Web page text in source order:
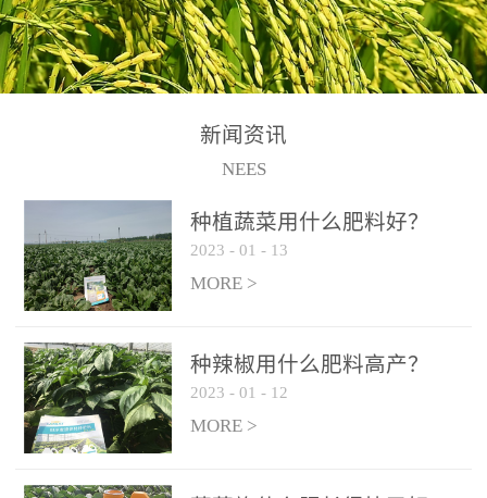
果期及采摘后各施一次，
间隔2-3周喷施一次。4、
作为叶面肥喷施使用：稀
周喷施一次。5、冲施及滴
灌：亩用量2-3公斤，冲施
进水75%后再进肥效果更
佳。
拌苗床土：每平方米苗床
土用本品1kg-2kg与苗床土
混匀后播种。5、园林盆
土用本品30g-50g追肥或作
底肥。
N+K2O70g/L、PH:6.5-
8.5、水不溶物≤50g/L【执
行标准】NY/T3831-
(2019)准字15306号【使用
灌及无土栽培和营养液的
配方施肥。1、苗期冲施、
滴灌:3-5kg/亩/次(45-75kg/
公顷/次)。2、花前花后或
生长前期︰冲施、滴灌2.5-
5kg/亩/次配合大量元素水
溶肥一起使用，花芽、花
苞饱满，座果率高。3、幼
N+K2O70g/L、PH:6.5-
8.5、水不溶物≤50g/L【执
行标准】NY/T3831-
(2019)准字15306号【使用
方法】适合于基施、追
灌及无土栽培和营养液的
配方施肥。1、苗期冲施、
5kg/亩/次配合大量元素水
新闻资讯
NEES
种植蔬菜用什么肥料好？
2023 - 01 - 13
MORE >
种辣椒用什么肥料高产？
2023 - 01 - 12
MORE >